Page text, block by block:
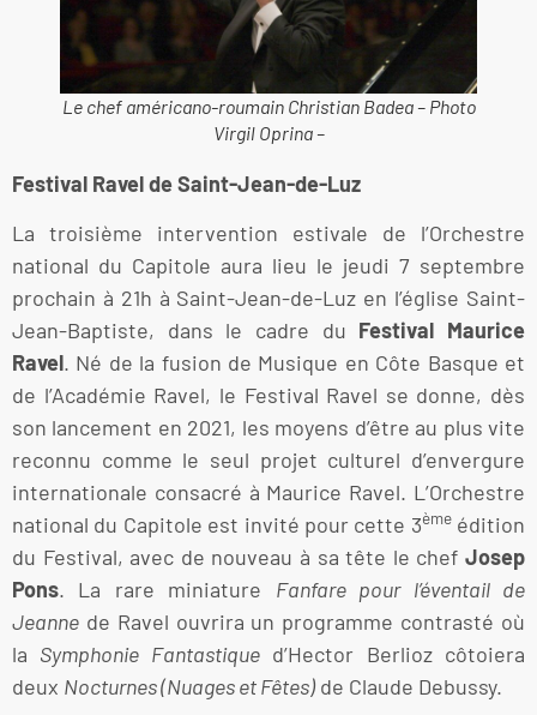
Le chef américano-roumain Christian Badea – Photo
Virgil Oprina –
Festival Ravel de Saint-Jean-de-Luz
La troisième intervention estivale de l’Orchestre
national du Capitole aura lieu le jeudi 7 septembre
prochain à 21h à Saint-Jean-de-Luz en l’église Saint-
Jean-Baptiste, dans le cadre du Festival Maurice
Ravel. Né de la fusion de Musique en Côte Basque et
de l’Académie Ravel, le Festival Ravel se donne, dès
son lancement en 2021, les moyens d’être au plus vite
reconnu comme le seul projet culturel d’envergure
internationale consacré à Maurice Ravel. L’Orchestre
national du Capitole est invité pour cette 3èmeédition
du Festival, avec de nouveau à sa tête le chef Josep
Pons. La rare miniature Fanfare pour l’éventail de
Jeanne de Ravel ouvrira un programme contrasté où
la Symphonie Fantastiqued’Hector Berlioz côtoiera
deux Nocturnes (Nuages et Fêtes) de Claude Debussy.